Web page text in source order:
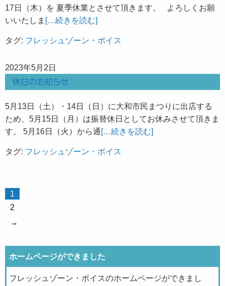
17日（木）を 夏季休業とさせて頂きます。 よろしくお願
いいたしま […続きを読む]
タグ: フレッシュゾーン・ボイス
2023年5月2日
休日のお知らせ
5月13日（土）・14日（日）に大和市民まつりに出店する
ため、5月15日（月）は振替休日としてお休みさせて頂きま
す。 5月16日（火）から通 […続きを読む]
タグ: フレッシュゾーン・ボイス
1
2
→
ホームページができました
フレッシュゾーン・ボイスのホームページができまし